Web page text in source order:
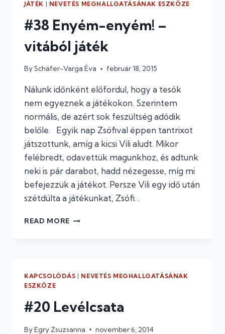
JÁTÉK | NEVETÉS MEGHALLGATÁSÁNAK ESZKÖZE
#38 Enyém-enyém! –
vitából játék
BySchäfer-Varga Éva február 18, 2015
Nálunk időnként előfordul, hogy a tesók
nem egyeznek a játékokon. Szerintem
normális, de azért sok feszültség adódik
belőle. Egyik nap Zsófival éppen tantrixot
játszottunk, amíg a kicsi Vili aludt. Mikor
felébredt, odavettük magunkhoz, és adtunk
neki is pár darabot, hadd nézegesse, míg mi
befejezzük a játékot. Persze Vili egy idő után
szétdúlta a játékunkat, Zsófi…
READ MORE #38
JÁTÉK
KAPCSOLÓDÁS | NEVETÉS MEGHALLGATÁSÁNAK
ESZKÖZE
#20 Levélcsata
ByEgry Zsuzsanna november 6, 2014